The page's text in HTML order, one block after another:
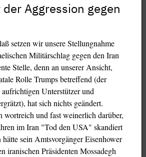
Aggression gegen
setzen wir unsere Stellungnahme
Militärschlag gegen den Iran
Stelle, denn an unserer Ansicht,
Rolle Trumps betreffend (der
Unterstützer und
hat sich nichts geändert.
wortreich und fast weinerlich darüber,
im Iran "Tod den USA" skandiert
sein Amtsvorgänger Eisenhower
iranischen Präsidenten Mossadegh